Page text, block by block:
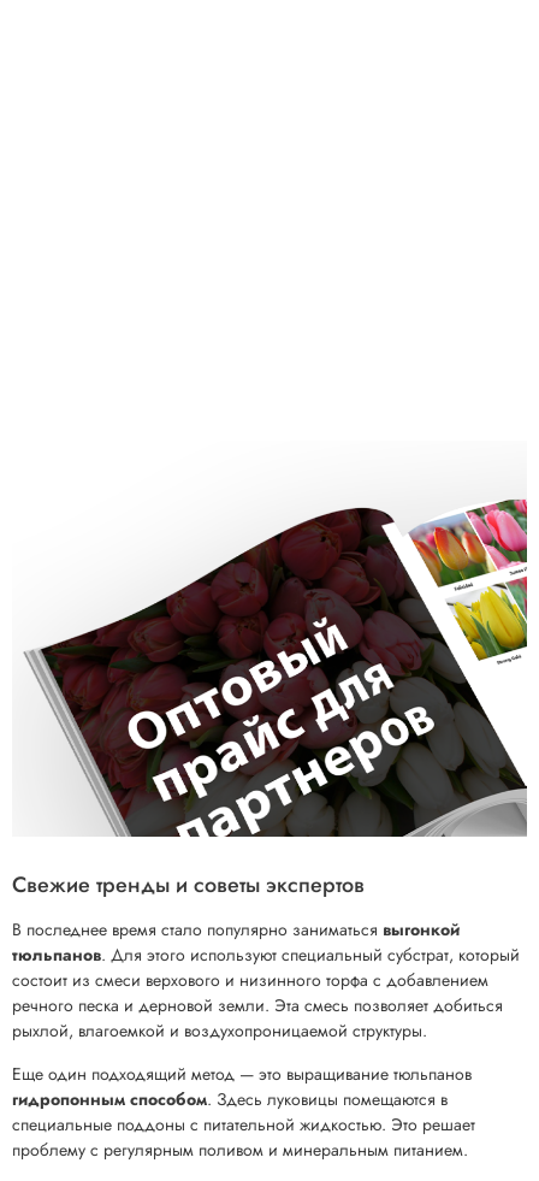
Свежие тренды и советы экспертов
В последнее время стало популярно заниматься выгонкой
тюльпанов. Для этого используют специальный субстрат, который
состоит из смеси верхового и низинного торфа с добавлением
речного песка и дерновой земли. Эта смесь позволяет добиться
рыхлой, влагоемкой и воздухопроницаемой структуры.
Еще один подходящий метод — это выращивание тюльпанов
гидропонным способом. Здесь луковицы помещаются в
специальные поддоны с питательной жидкостью. Это решает
проблему с регулярным поливом и минеральным питанием.